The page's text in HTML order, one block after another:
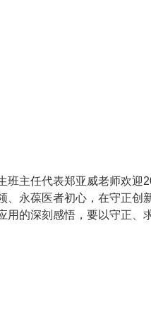
班主任代表郑亚威老师欢迎
、永葆医者初心，在守正创
用的深刻感悟，要以守正、